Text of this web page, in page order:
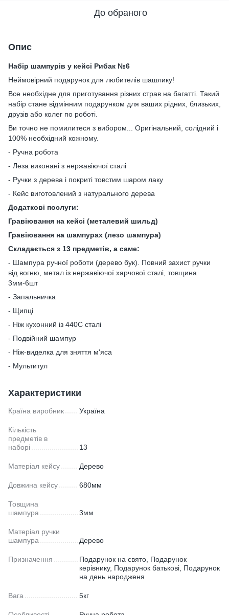
До обраного
Опис
Набір шампурів у кейсі Рибак №6
Неймовірний подарунок для любителів шашлику!
Все необхідне для приготування різних страв на багатті. Такий
набір стане відмінним подарунком для ваших рідних, близьких,
друзів або колег по роботі.
Ви точно не помилитеся з вибором... Оригінальний, солідний і
100% необхідний кожному.
- Ручна робота
- Леза виконані з нержавіючої сталі
- Ручки з дерева і покриті товстим шаром лаку
- Кейс виготовлений з натурального дерева
Додаткові послуги:
Гравіювання на кейсі (металевий шильд)
Гравіювання на шампурах (лезо шампура)
Складається з 13 предметів, а саме:
- Шампура ручної роботи (дерево бук). Повний захист ручки
від вогню, метал із нержавіючої харчової сталі, товщина
3мм-6шт
- Запальничка
- Щипці
- Ніж кухонний із 440С сталі
- Подвійний шампур
- Ніж-виделка для зняття м'яса
- Мультитул
Характеристики
Країна виробник Україна
Кількість
предметів в
наборі
13
Матеріал кейсу Дерево
Довжина кейсу 680мм
Товщина
шампура
3мм
Матеріал ручки
шампура
Дерево
Призначення
Подарунок на свято, Подарунок
керівнику, Подарунок батькові, Подарунок
на день народженя
Вага 5кг